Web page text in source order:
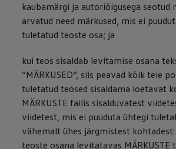
kaubamärgi ja autoriõigusega seotud
arvatud need märkused, mis ei
tuletatud teoste osa; ja
kui teos sisaldab levitamise osana
“MÄRKUSED“, siis peavad kõik teie
tuletatud teosed sisaldama loetavat
MÄRKUSTE failis sisalduvatest
viidetest, mis ei puuduta ühtegi
vähemalt ühes järgmistest
teoste osana levitatavas MÄRKUSTE